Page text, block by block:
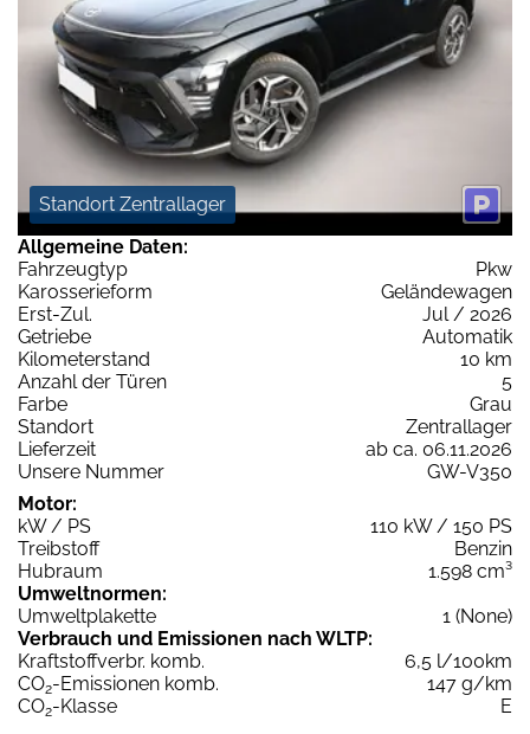
Standort Zentrallager
Allgemeine Daten:
Fahrzeugtyp
Pkw
Karosserieform
Geländewagen
Erst-Zul.
Jul / 2026
Getriebe
Automatik
Kilometerstand
10 km
Anzahl der Türen
5
Farbe
Grau
Standort
Zentrallager
Lieferzeit
ab ca. 06.11.2026
Unsere Nummer
GW-V350
Motor:
kW / PS
110 kW / 150 PS
Treibstoff
Benzin
Hubraum
1.598 cm³
Umweltnormen:
Umweltplakette
1 (None)
Verbrauch und Emissionen nach WLTP:
Kraftstoffverbr. komb.
6,5 l/100km
CO2-Emissionen komb.
147 g/km
CO2-Klasse
E